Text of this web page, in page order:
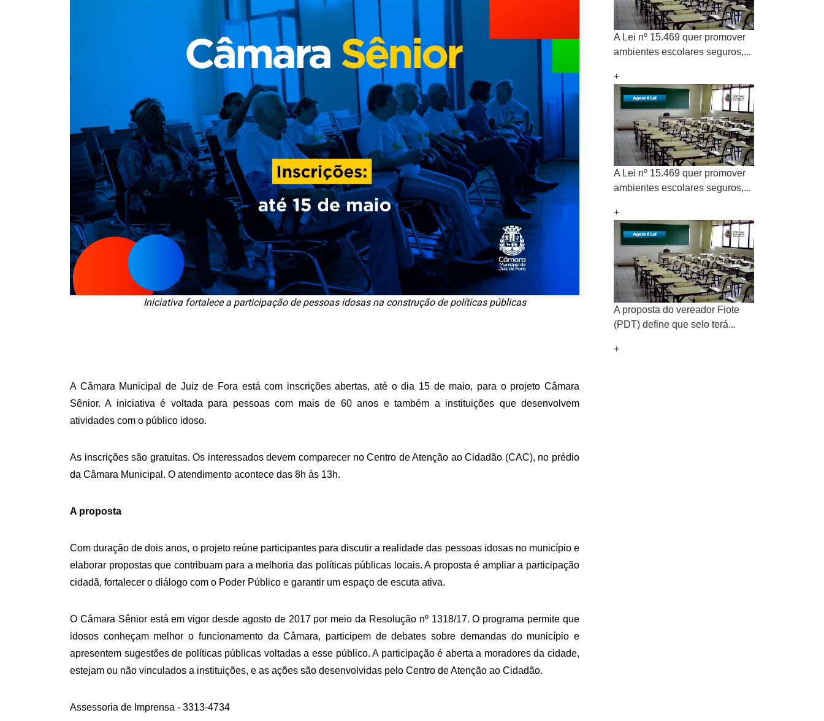
Iniciativa fortalece a participação de pessoas idosas na construção de políticas públicas
A Câmara Municipal de Juiz de Fora está com inscrições abertas, até o dia 15 de maio, para o projeto Câmara
Sênior. A iniciativa é voltada para pessoas com mais de 60 anos e também a instituições que desenvolvem
atividades com o público idoso.
As inscrições são gratuitas. Os interessados devem comparecer no Centro de Atenção ao Cidadão (CAC), no prédio
da Câmara Municipal. O atendimento acontece das 8h às 13h.
A proposta
Com duração de dois anos, o projeto reúne participantes para discutir a realidade das pessoas idosas no município e
elaborar propostas que contribuam para a melhoria das políticas públicas locais. A proposta é ampliar a participação
cidadã, fortalecer o diálogo com o Poder Público e garantir um espaço de escuta ativa.
O Câmara Sênior está em vigor desde agosto de 2017 por meio da Resolução nº 1318/17. O programa permite que
idosos conheçam melhor o funcionamento da Câmara, participem de debates sobre demandas do município e
apresentem sugestões de políticas públicas voltadas a esse público. A participação é aberta a moradores da cidade,
estejam ou não vinculados a instituições, e as ações são desenvolvidas pelo Centro de Atenção ao Cidadão.
Assessoria de Imprensa - 3313-4734
A Lei nº 15.469 quer promover
ambientes escolares seguros,...
+
A Lei nº 15.469 quer promover
ambientes escolares seguros,...
+
A proposta do vereador Fiote
(PDT) define que selo terá...
+